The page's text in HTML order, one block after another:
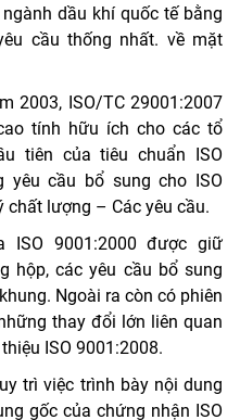
dầu khí quốc tế bằng
cầu thống nhất. về mặt
2003, ISO/TC 29001:2007
tính hữu ích cho các tổ
tiên của tiêu chuẩn ISO
yêu cầu bổ sung cho ISO
lượng – Các yêu cầu.
ISO 9001:2000 được giữ
hộp, các yêu cầu bổ sung
Ngoài ra còn có phiên
thay đổi lớn liên quan
ISO 9001:2008.
trì việc trình bày nội dung
gốc của chứng nhận ISO